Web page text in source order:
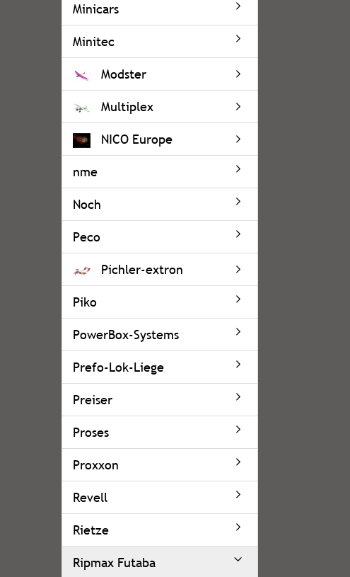
Minicars
Minitec
Modster
Multiplex
NICO Europe
nme
Noch
Peco
Pichler-extron
Piko
PowerBox-Systems
Prefo-Lok-Liege
Preiser
Proses
Proxxon
Revell
Rietze
Ripmax Futaba